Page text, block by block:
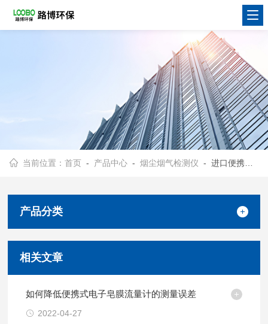
当前位置：首页 - 产品中心 -烟尘烟气检测仪 - 进口便携式烟气分析仪
产品分类
相关文章
如何降低便携式电子皂膜流量计的测量误差
2022-04-27